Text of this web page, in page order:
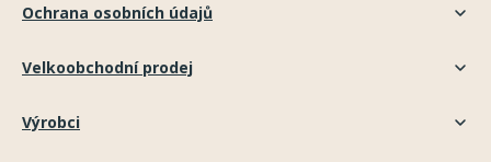
Ochrana osobních údajů
Velkoobchodní prodej
Výrobci